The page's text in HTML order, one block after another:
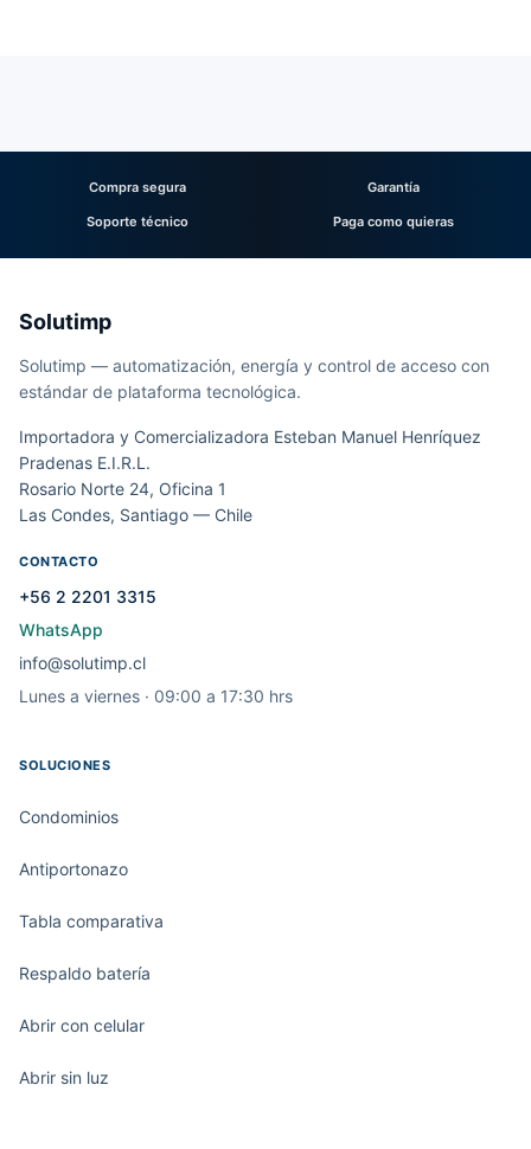
Compra segura Garantía
Soporte técnico Paga como quieras
Solutimp
Solutimp — automatización, energía y control de acceso con
estándar de plataforma tecnológica.
Importadora y Comercializadora Esteban Manuel Henríquez
Pradenas E.I.R.L.
Rosario Norte 24, Oficina 1
Las Condes, Santiago — Chile
CONTACTO
+56 2 2201 3315
WhatsApp
info@solutimp.cl
Lunes a viernes · 09:00 a 17:30 hrs
SOLUCIONES
Condominios
Antiportonazo
Tabla comparativa
Respaldo batería
Abrir con celular
Abrir sin luz